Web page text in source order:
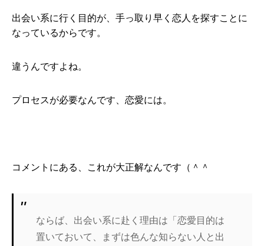
出会い系に行く目的が、手っ取り早く恋人を探すことに
なっているからです。
違うんですよね。
プロセスが必要なんです、恋愛には。
コメントにある、これが大正解なんです（＾＾
ならば、出会い系に赴く理由は「恋愛目的は
置いておいて、まずは色んな知らない人と出